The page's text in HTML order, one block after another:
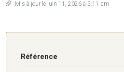
Mis à jour le juin 11, 2026 à 5:11 pm
Référence